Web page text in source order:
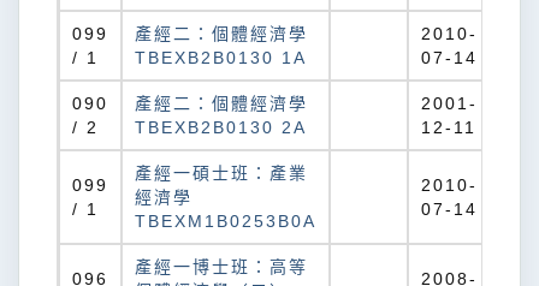
099
/ 1
產經二：個體經濟學
TBEXB2B0130 1A
2010-
07-14
090
/ 2
產經二：個體經濟學
TBEXB2B0130 2A
2001-
12-11
099
/ 1
產經一碩士班：產業
經濟學
TBEXM1B0253B0A
2010-
07-14
096
產經一博士班：高等
2008-